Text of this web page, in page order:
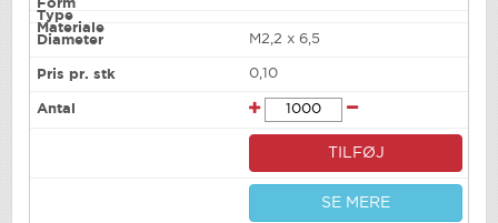
M2,2 x 6,5
0,10
TILFØJ
SE MERE